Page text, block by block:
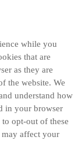
while you
that are
as they are
the website. We
understand how
in your browser
opt-out of these
affect your